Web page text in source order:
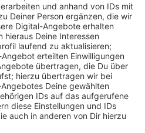
Zahn müsse dauerhaft
abgeschlossen gewesen
auf der Zahnoberfläche,
15.000 Jahre alt,
Jahre alt sein. Die
über den Fund